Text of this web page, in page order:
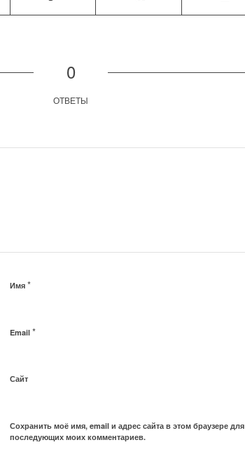
0
ОТВЕТЫ
Имя *
Email *
Сайт
Сохранить моё имя, email и адрес сайта в этом браузере для
последующих моих комментариев.